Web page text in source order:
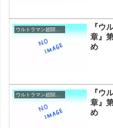
『ウ
章』
め
ウルトラマン超闘士激伝
『ウ
章』
め